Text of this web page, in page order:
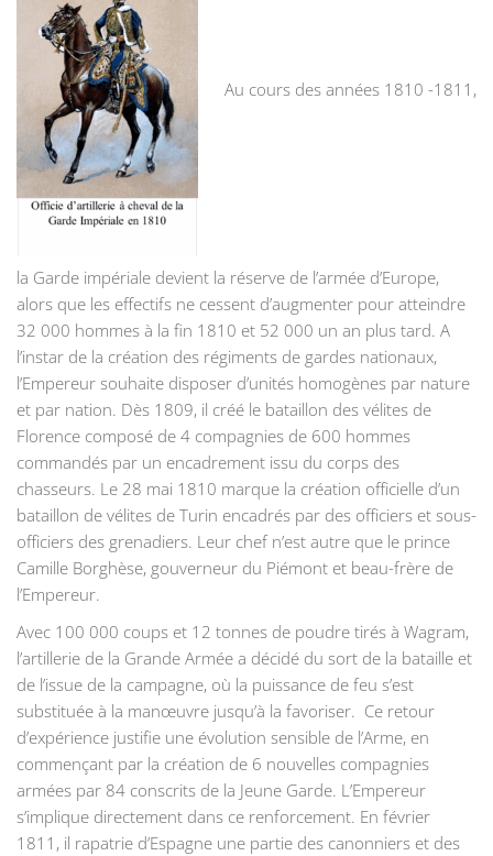
Au cours des années 1810 -1811,
la Garde impériale devient la réserve de l’armée d’Europe,
alors que les effectifs ne cessent d’augmenter pour atteindre
32 000 hommes à la fin 1810 et 52 000 un an plus tard. A
l’instar de la création des régiments de gardes nationaux,
l’Empereur souhaite disposer d’unités homogènes par nature
et par nation. Dès 1809, il créé le bataillon des vélites de
Florence composé de 4 compagnies de 600 hommes
commandés par un encadrement issu du corps des
chasseurs. Le 28 mai 1810 marque la création officielle d’un
bataillon de vélites de Turin encadrés par des officiers et sous-
officiers des grenadiers. Leur chef n’est autre que le prince
Camille Borghèse, gouverneur du Piémont et beau-frère de
l’Empereur.
Avec 100 000 coups et 12 tonnes de poudre tirés à Wagram,
l’artillerie de la Grande Armée a décidé du sort de la bataille et
de l’issue de la campagne, où la puissance de feu s’est
substituée à la manœuvre jusqu’à la favoriser. Ce retour
d’expérience justifie une évolution sensible de l’Arme, en
commençant par la création de 6 nouvelles compagnies
armées par 84 conscrits de la Jeune Garde. L’Empereur
s’implique directement dans ce renforcement. En février
1811, il rapatrie d’Espagne une partie des canonniers et des